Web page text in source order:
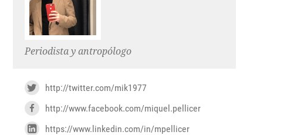
Periodista y antropólogo
http://twitter.com/mik1977
http://www.facebook.com/miquel.pellicer
https://www.linkedin.com/in/mpellicer